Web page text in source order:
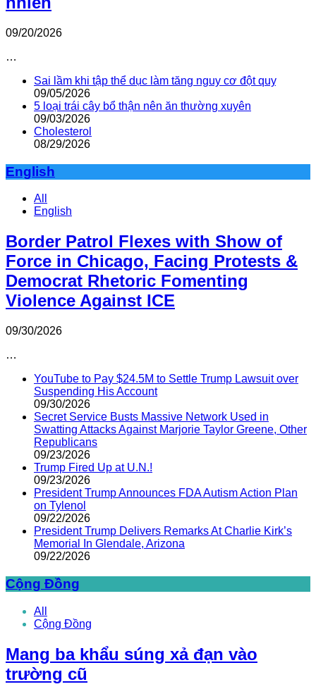
09/20/2026
…
Sai lầm khi tập thể dục làm tăng nguy cơ đột quỵ
09/05/2026
5 loại trái cây bổ thận nên ăn thường xuyên
09/03/2026
Cholesterol
08/29/2026
English
All
English
Border Patrol Flexes with Show of
Force in Chicago, Facing Protests &
Democrat Rhetoric Fomenting
Violence Against ICE
09/30/2026
…
YouTube to Pay $24.5M to Settle Trump Lawsuit over
Suspending His Account
09/30/2026
Secret Service Busts Massive Network Used in
Swatting Attacks Against Marjorie Taylor Greene, Other
Republicans
09/23/2026
Trump Fired Up at U.N.!
09/23/2026
President Trump Announces FDA Autism Action Plan
on Tylenol
09/22/2026
President Trump Delivers Remarks At Charlie Kirk’s
Memorial In Glendale, Arizona
09/22/2026
Cộng Đồng
All
Cộng Đồng
Mang ba khẩu súng xả đạn vào
trường cũ